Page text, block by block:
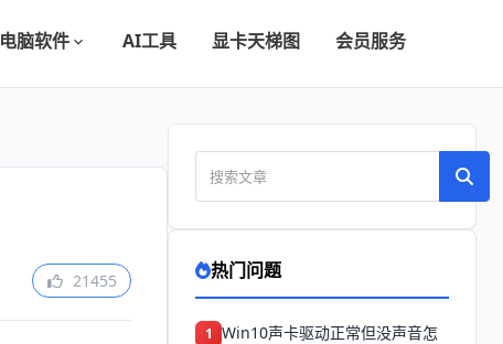
电脑软件 AI工具 显卡天梯图 会员服务
21455 热门问题
1 Win10声卡驱动正常但没声音怎